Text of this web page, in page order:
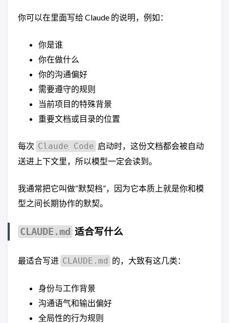
你可以在里面写给 Claude 的说明，例如：
你是谁
你在做什么
你的沟通偏好
需要遵守的规则
当前项目的特殊背景
重要文档或目录的位置
每次 Claude Code 启动时，这份文档都会被自动
送进上下文里，所以模型一定会读到。
我通常把它叫做“默契档”，因为它本质上就是你和模
型之间长期协作的默契。
CLAUDE.md 适合写什么
最适合写进 CLAUDE.md 的，大致有这几类：
身份与工作背景
沟通语气和输出偏好
全局性的行为规则